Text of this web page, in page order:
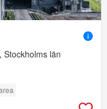
Stockholms län